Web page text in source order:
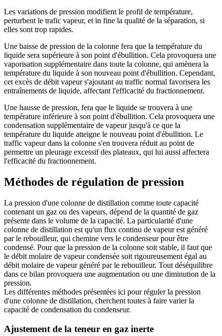
Les variations de pression modifient le profil de température,
perturbent le trafic vapeur, et in fine la qualité de la séparation, si
elles sont trop rapides.
Une baisse de pression de la colonne fera que la température du
liquide sera supérieure à son point d'ébullition. Cela provoquera une
vaporisation supplémentaire dans toute la colonne, qui amènera la
température du liquide à son nouveau point d'ébullition. Cependant,
cet excès de débit vapeur s'ajoutant au traffic normal favorisera les
entraînements de liquide, affectant l'efficacité du fractionnement.
Une hausse de pression, fera que le liquide se trouvera à une
température inférieure à son point d'ébullition. Cela provoquera une
condensation supplémentaire de vapeur jusqu'à ce que la
température du liquide atteigne le nouveau point d'ébullition. Le
traffic vapeur dans la colonne s'en trouvera réduit au point de
permettre un pleurage excessif des plateaux, qui lui aussi affectera
l'efficacité du fractionnement.
Méthodes de régulation de pression
La pression d'une colonne de distillation comme toute capacité
contenant un gaz ou des vapeurs, dépend de la quantité de gaz
présente dans le volume de la capacité. La particularité d'une
colonne de distillation est qu'un flux continu de vapeur est généré
par le rebouilleur, qui chemine vers le condenseur pour être
condensé. Pour que la pression de la colonne soit stable, il faut que
le débit molaire de vapeur condensée soit rigoureusement égal au
débit molaire de vapeur généré par le rebouilleur. Tout déséquilibre
dans ce bilan provoquera une augmentation ou une diminution de la
pression.
Les différentes méthodes présentées ici pour réguler la pression
d'une colonne de distillation, cherchent toutes à faire varier la
capacité de condensation du condenseur.
Ajustement de la teneur en gaz inerte